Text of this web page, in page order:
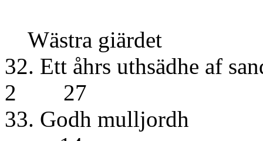
Wästra giärdet
32. Ett åhrs
2 27
33.